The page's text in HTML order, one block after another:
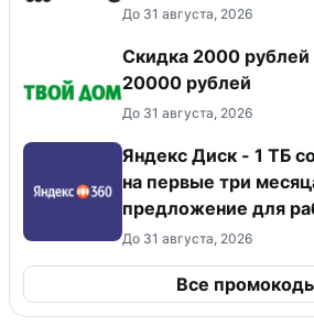
До 31 августа, 2026
Скидка 2000 рублей
20000 рублей
До 31 августа, 2026
Яндекс Диск - 1 ТБ
на первые три
предложение для
До 31 августа, 2026
Все